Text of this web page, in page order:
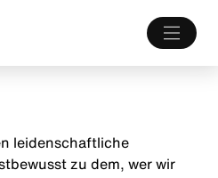
leidenschaftliche
zu dem, wer wir